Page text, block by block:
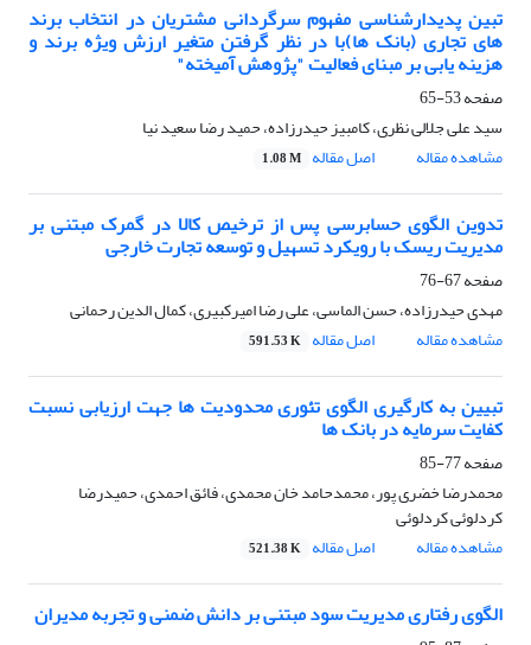
تبین پدیدارشناسی مفهوم سرگردانی مشتریان در انتخاب برند
های تجاری (بانک ها)با در نظر گرفتن متغیر ارزش ویژه برند و
هزینه یابی بر مبنای فعالیت "پژوهش آمیخته"
صفحه53-65
سید علی جلالی نظری، کامبیز حیدرزاده، حمید رضا سعید نیا
مشاهده مقاله
اصل مقاله 1.08 M
تدوین الگوی حسابرسی پس از ترخیص کالا در گمرک مبتنی بر
مدیریت ریسک با رویکرد تسهیل و توسعه تجارت خارجی
صفحه67-76
مهدی حیدرزاده، حسن الماسی، علی رضا امیرکبیری، کمال الدین رحمانی
مشاهده مقاله
اصل مقاله 591.53 K
تبیین به کارگیری الگوی تئوری محدودیت ها جهت ارزیابی نسبت
کفایت سرمایه در بانک ها
صفحه77-85
محمدرضا خضری پور، محمدحامد خان محمدی، فائق احمدی، حمیدرضا
کردلوئی کردلوئی
مشاهده مقاله
اصل مقاله 521.38 K
الگوی رفتاری مدیریت سود مبتنی بر دانش ضمنی و تجربه مدیران